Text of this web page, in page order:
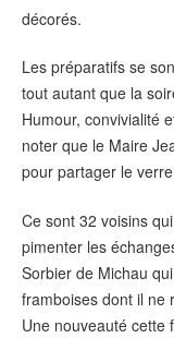
décorés.
Les préparatifs se
tout autant que la
Humour, convivialité
noter que le Maire
pour partager le verre
Ce sont 32 voisins
pimenter les
Sorbier de Michau
framboises dont il ne
Une nouveauté cette